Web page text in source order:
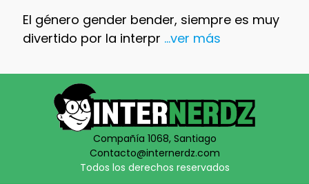
El género gender bender, siempre es muy
divertido por la interpr ...ver más
Compañía 1068, Santiago
Contacto@internerdz.com
Todos los derechos reservados